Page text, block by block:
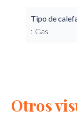
Tipo de
Gas
Otros